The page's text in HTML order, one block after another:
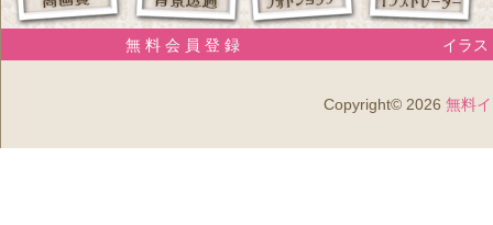
無 料 会 員 登 録 イラス
Copyright© 2026 無料